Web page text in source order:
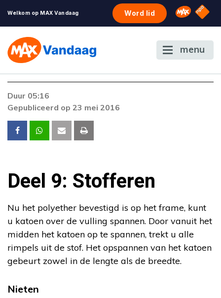
Welkom op MAX Vandaag Word lid Omroep
NPO
menu
Duur 05:16
Gepubliceerd op 23 mei 2016
Deel 9: Stofferen
Nu het polyether bevestigd is op het frame, kunt
u katoen over de vulling spannen. Door vanuit het
midden het katoen op te spannen, trekt u alle
rimpels uit de stof. Het opspannen van het katoen
gebeurt zowel in de lengte als de breedte.
Nieten